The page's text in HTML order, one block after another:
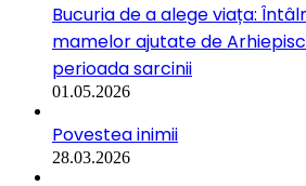
Bucuria de a alege viața:
mamelor ajutate de
perioada sarcinii
01.05.2026
Povestea inimii
28.03.2026